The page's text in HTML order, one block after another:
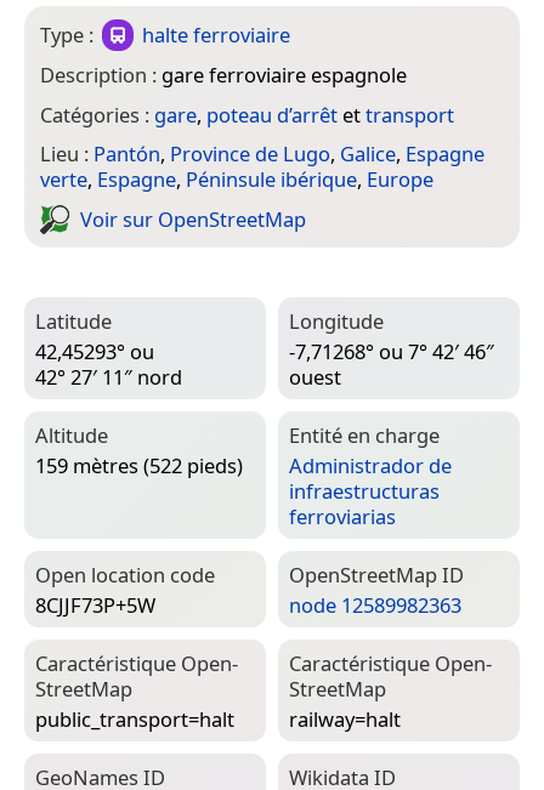
Type :
halte ferroviaire
Description : gare ferroviaire espagnole
Catégories : gare, poteau d’arrêt ettransport
Lieu : Pantón, Province de Lugo, Galice, Espagne
verte, Espagne, Péninsule ibérique, Europe
Voir sur Open­Street­Map
Latitude
42,45293° ou
42° 27′ 11″ nord
Longitude
-7,71268° ou 7° 42′ 46″
ouest
Altitude
159 mètres (522 pieds)
Entité en charge
Administrador de
infraestructuras
ferroviarias
Open location code
8CJJF73P+5W
Open­Street­Map ID
node 12589982363
Caractéristique Open­
Street­Map
public_transport=­halt
Caractéristique Open­
Street­Map
railway=­halt
Geo­Names ID Wiki­data ID